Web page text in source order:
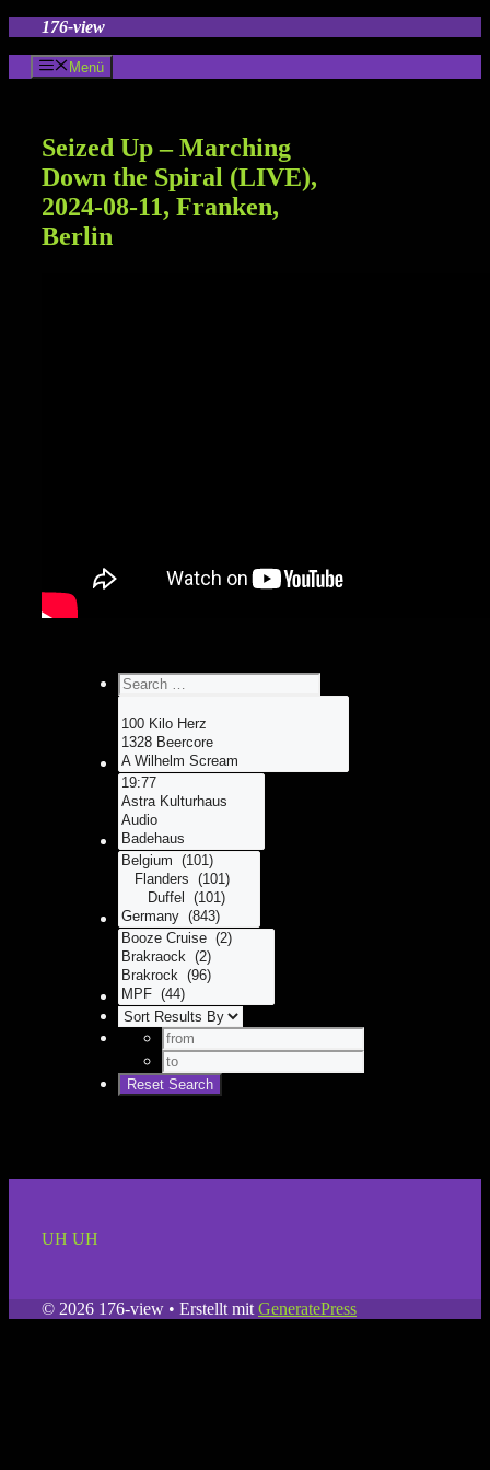
springen
176-view
Menü
Seized Up – Marching
Down the Spiral (LIVE),
2024-08-11, Franken,
Berlin
UH UH
© 2026 176-view • Erstellt mit GeneratePress